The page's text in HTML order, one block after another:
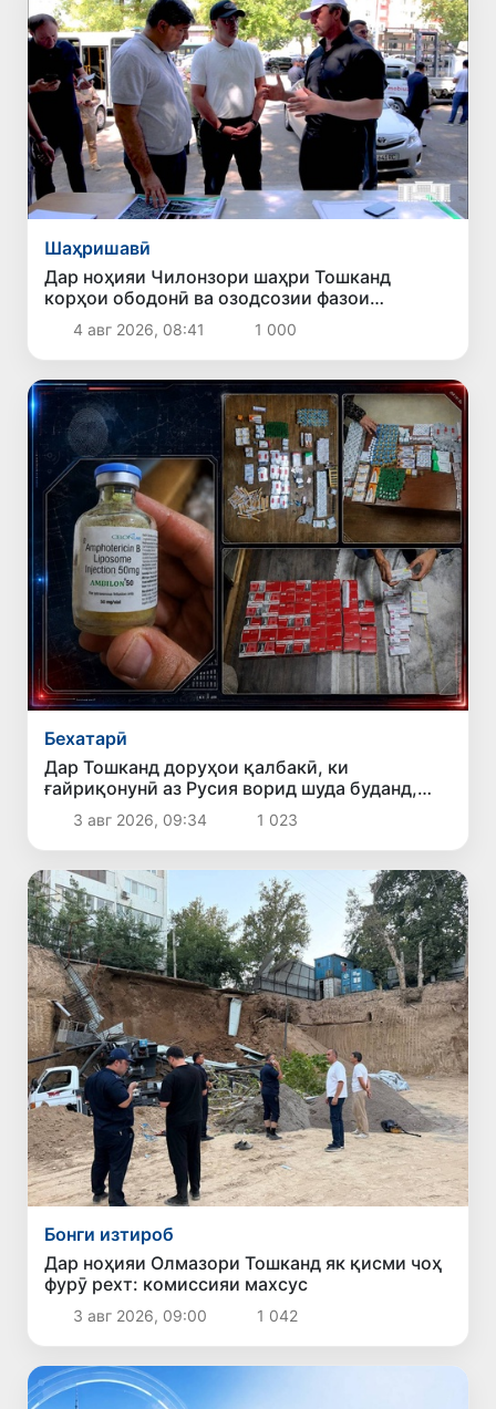
Шаҳришавӣ
Дар ноҳияи Чилонзори шаҳри Тошканд
корҳои ободонӣ ва озодсозии фазои
ҷамъиятӣ идома доранд
4 авг 2026, 08:41 1 000
Бехатарӣ
Дар Тошканд доруҳои қалбакӣ, ки
ғайриқонунӣ аз Русия ворид шуда буданд,
ошкор гардиданд
3 авг 2026, 09:34 1 023
Бонги изтироб
Дар ноҳияи Олмазори Тошканд як қисми чоҳ
фурӯ рехт: комиссияи махсус
3 авг 2026, 09:00 1 042